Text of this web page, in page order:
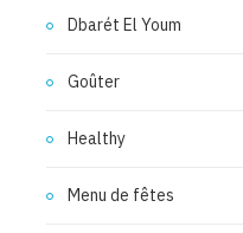
Dbarét El Youm
Goûter
Healthy
Menu de fêtes